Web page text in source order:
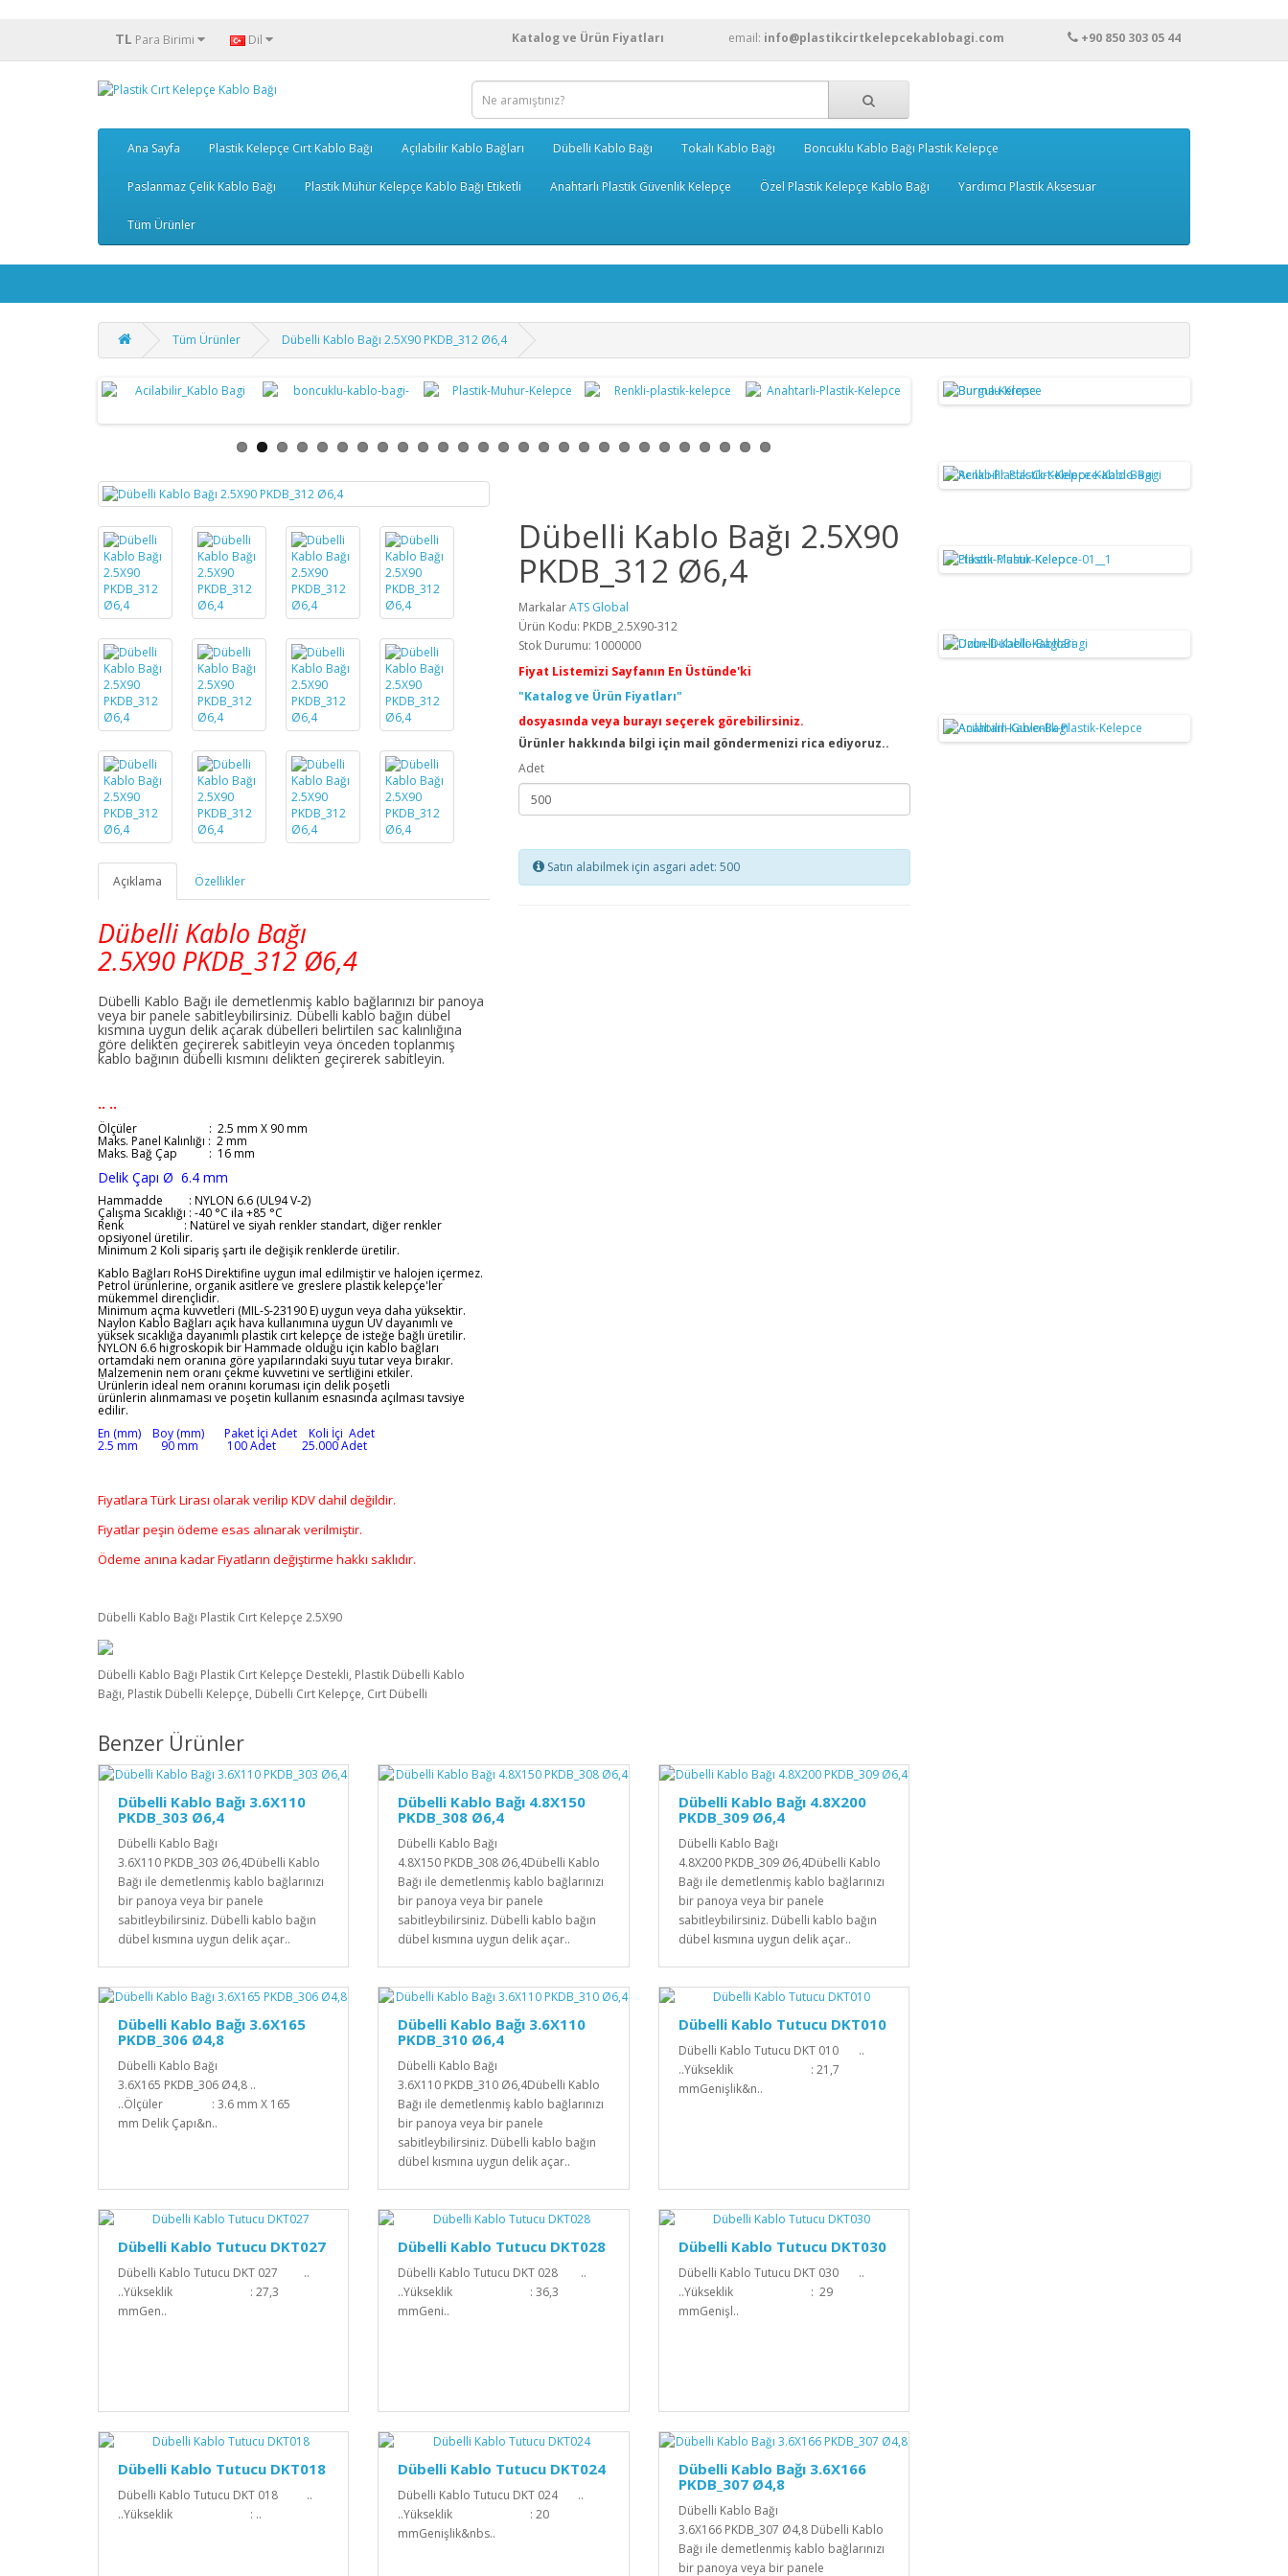
TL Para Birimi Dil Katalog ve Ürün Fiyatları email: info@plastikcirtkelepcekablobagi.com +90 850 303 05 44
Ana Sayfa Plastik Kelepçe Cırt Kablo Bağı Açılabilir Kablo Bağları Dübelli Kablo Bağı Tokalı Kablo Bağı Boncuklu Kablo Bağı Plastik Kelepçe
Paslanmaz Çelik Kablo Bağı Plastik Mühür Kelepçe Kablo Bağı Etiketli Anahtarlı Plastik Güvenlik Kelepçe Özel Plastik Kelepçe Kablo Bağı Yardımcı Plastik Aksesuar
Tüm Ürünler
Tüm Ürünler Dübelli Kablo Bağı 2.5X90 PKDB_312 Ø6,4
Açıklama Özellikler
Dübelli Kablo Bağı
2.5X90 PKDB_312 Ø6,4
Dübelli Kablo Bağı ile demetlenmiş kablo bağlarınızı bir panoya
veya bir panele sabitleybilirsiniz. Dübelli kablo bağın dübel
kısmına uygun delik açarak dübelleri belirtilen sac kalınlığına
göre delikten geçirerek sabitleyin veya önceden toplanmış
kablo bağının dübelli kısmını delikten geçirerek sabitleyin.
.. ..
Ölçüler : 2.5 mm X 90 mm
Maks. Panel Kalınlığı : 2 mm
Maks. Bağ Çap : 16 mm
Delik Çapı Ø 6.4 mm
Hammadde : NYLON 6.6 (UL94 V-2)
Çalışma Sıcaklığı : -40 °C ila +85 °C
Renk : Natürel ve siyah renkler standart, diğer renkler
opsiyonel üretilir.
Minimum 2 Koli sipariş şartı ile değişik renklerde üretilir.
Kablo Bağları RoHS Direktifine uygun imal edilmiştir ve halojen içermez.
Petrol ürünlerine, organik asitlere ve greslere plastik kelepçe'ler
mükemmel dirençlidir.
Minimum açma kuvvetleri (MIL-S-23190 E) uygun veya daha yüksektir.
Naylon Kablo Bağları açık hava kullanımına uygun UV dayanımlı ve
yüksek sıcaklığa dayanımlı plastik cırt kelepçe de isteğe bağlı üretilir.
NYLON 6.6 higroskopik bir Hammade olduğu için kablo bağları
ortamdaki nem oranına göre yapılarındaki suyu tutar veya bırakır.
Malzemenin nem oranı çekme kuvvetini ve sertliğini etkiler.
Ürünlerin ideal nem oranını koruması için delik poşetli
ürünlerin alınmaması ve poşetin kullanım esnasında açılması tavsiye
edilir.
En (mm) Boy (mm) Paket İçi Adet Koli İçi Adet
2.5 mm 90 mm 100 Adet 25.000 Adet
Fiyatlara Türk Lirası olarak verilip KDV dahil değildir.
Fiyatlar peşin ödeme esas alınarak verilmiştir.
Ödeme anına kadar Fiyatların değiştirme hakkı saklıdır.
Dübelli Kablo Bağı Plastik Cırt Kelepçe 2.5X90
Dübelli Kablo Bağı Plastik Cırt Kelepçe Destekli, Plastik Dübelli Kablo
Bağı, Plastik Dübelli Kelepçe, Dübelli Cırt Kelepçe, Cırt Dübelli
Dübelli Kablo Bağı 2.5X90
PKDB_312 Ø6,4
MarkalarATS Global
Ürün Kodu: PKDB_2.5X90-312
Stok Durumu: 1000000
Fiyat Listemizi Sayfanın En Üstünde'ki
"Katalog ve Ürün Fiyatları"
dosyasında veya burayı seçerek görebilirsiniz.
Ürünler hakkında bilgi için mail göndermenizi rica ediyoruz..
Adet
Satın alabilmek için asgari adet: 500
Benzer Ürünler
Dübelli Kablo Bağı 3.6X110
PKDB_303 Ø6,4
Dübelli Kablo Bağı
3.6X110 PKDB_303 Ø6,4Dübelli Kablo
Bağı ile demetlenmiş kablo bağlarınızı
bir panoya veya bir panele
sabitleybilirsiniz. Dübelli kablo bağın
dübel kısmına uygun delik açar..
Dübelli Kablo Bağı 4.8X150
PKDB_308 Ø6,4
Dübelli Kablo Bağı
4.8X150 PKDB_308 Ø6,4Dübelli Kablo
Bağı ile demetlenmiş kablo bağlarınızı
bir panoya veya bir panele
sabitleybilirsiniz. Dübelli kablo bağın
dübel kısmına uygun delik açar..
Dübelli Kablo Bağı 4.8X200
PKDB_309 Ø6,4
Dübelli Kablo Bağı
4.8X200 PKDB_309 Ø6,4Dübelli Kablo
Bağı ile demetlenmiş kablo bağlarınızı
bir panoya veya bir panele
sabitleybilirsiniz. Dübelli kablo bağın
dübel kısmına uygun delik açar..
Dübelli Kablo Bağı 3.6X165
PKDB_306 Ø4,8
Dübelli Kablo Bağı
3.6X165 PKDB_306 Ø4,8 ..
..Ölçüler : 3.6 mm X 165
mm Delik Çapı&n..
Dübelli Kablo Bağı 3.6X110
PKDB_310 Ø6,4
Dübelli Kablo Bağı
3.6X110 PKDB_310 Ø6,4Dübelli Kablo
Bağı ile demetlenmiş kablo bağlarınızı
bir panoya veya bir panele
sabitleybilirsiniz. Dübelli kablo bağın
dübel kısmına uygun delik açar..
Dübelli Kablo Tutucu DKT010
Dübelli Kablo Tutucu DKT 010 ..
..Yükseklik : 21,7
mmGenişlik&n..
Dübelli Kablo Tutucu DKT027
Dübelli Kablo Tutucu DKT 027 ..
..Yükseklik : 27,3
mmGen..
Dübelli Kablo Tutucu DKT028
Dübelli Kablo Tutucu DKT 028 ..
..Yükseklik : 36,3
mmGeni..
Dübelli Kablo Tutucu DKT030
Dübelli Kablo Tutucu DKT 030 ..
..Yükseklik : 29
mmGenişl..
Dübelli Kablo Tutucu DKT018
Dübelli Kablo Tutucu DKT 018 ..
..Yükseklik : ..
Dübelli Kablo Tutucu DKT024
Dübelli Kablo Tutucu DKT 024 ..
..Yükseklik : 20
mmGenişlik&nbs..
Dübelli Kablo Bağı 3.6X166
PKDB_307 Ø4,8
Dübelli Kablo Bağı
3.6X166 PKDB_307 Ø4,8 Dübelli Kablo
Bağı ile demetlenmiş kablo bağlarınızı
bir panoya veya bir panele